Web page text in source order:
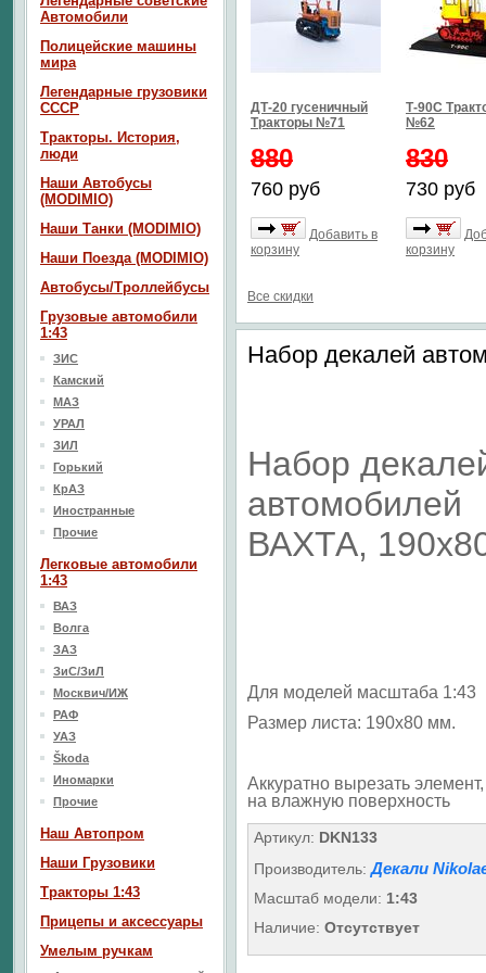
ДТ-20 гусеничный
Тракторы №71
880
760 руб
Добавить в
корзину
Т-90С
№62
830
730 руб
корзину
Все скидки
Набор декалей
Набор
автомобилей
ВАХТА,
Для моделей масштаба 1:43
Размер листа: 190х80 мм.
Аккуратно вырезать
на влажную поверхность
Артикул: DKN133
Производитель:Декали
Масштаб модели: 1:43
Наличие: Отсутствует
Автомобили
Полицейские машины
мира
Легендарные грузовики
СССР
Тракторы. История,
люди
Наши Автобусы
(MODIMIO)
Наши Танки (MODIMIO)
Наши Поезда (MODIMIO)
Автобусы/Троллейбусы
Грузовые автомобили
1:43
ЗИС
Камский
МАЗ
УРАЛ
ЗИЛ
Горький
КрАЗ
Иностранные
Прочие
Легковые автомобили
1:43
ВАЗ
Волга
ЗАЗ
ЗиС/ЗиЛ
Москвич/ИЖ
РАФ
УАЗ
Škoda
Иномарки
Прочие
Наш Aвтопром
Наши Грузовики
Тракторы 1:43
Прицепы и аксессуары
Умелым ручкам